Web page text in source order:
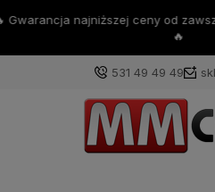
💪Darmowa
531 49 49 49